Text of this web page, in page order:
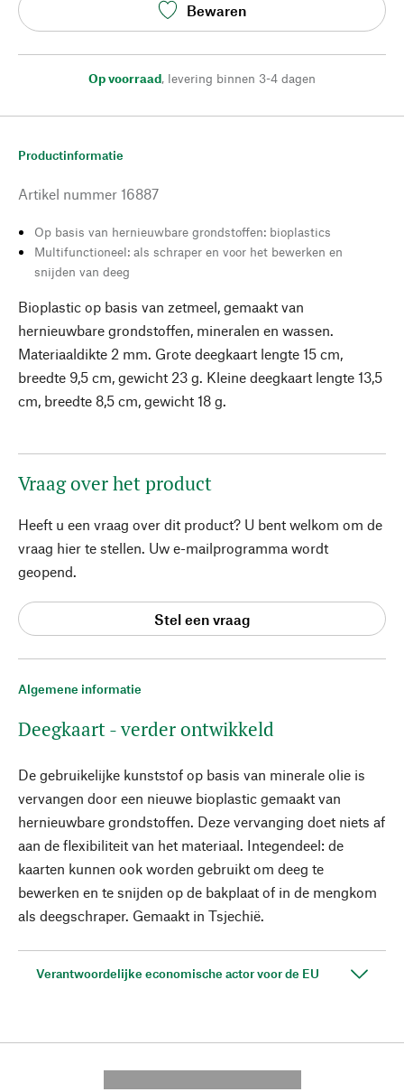
Bewaren
Op voorraad, levering binnen 3-4 dagen
Algemene informatie
Deegkaart - verder ontwikkeld
De gebruikelijke kunststof op basis van minerale olie is
vervangen door een nieuwe bioplastic gemaakt van
hernieuwbare grondstoffen. Deze vervanging doet niets af
aan de flexibiliteit van het materiaal. Integendeel: de
kaarten kunnen ook worden gebruikt om deeg te
bewerken en te snijden op de bakplaat of in de mengkom
als deegschraper. Gemaakt in Tsjechië.
Verantwoordelijke economische actor voor de EU
Productinformatie
Artikel nummer 16887
Op basis van hernieuwbare grondstoffen: bioplastics
Multifunctioneel: als schraper en voor het bewerken en
snijden van deeg
Bioplastic op basis van zetmeel, gemaakt van
hernieuwbare grondstoffen, mineralen en wassen.
Materiaaldikte 2 mm. Grote deegkaart lengte 15 cm,
breedte 9,5 cm, gewicht 23 g. Kleine deegkaart lengte 13,5
cm, breedte 8,5 cm, gewicht 18 g.
Vraag over het product
Heeft u een vraag over dit product? U bent welkom om de
vraag hier te stellen. Uw e-mailprogramma wordt
geopend.
Stel een vraag